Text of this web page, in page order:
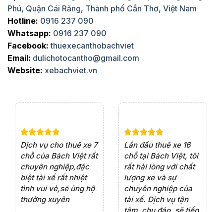
Phú, Quận Cái Răng, Thành phố Cần Thơ, Việt Nam
Hotline: 0916 237 090
Whatsapp: 0916 237 090
Facebook: thuexecanthobachviet
Email: dulichotocantho@gmail.com
Website: xebachviet.vn
Dịch vụ cho thuê xe 7
chỗ của Bách Việt rất
chuyên nghiệp,đặc
biệt tài xế rất nhiệt
tình vui vẻ,sẽ ủng hộ
thường xuyên
Lần đầu thuê xe 16
chỗ tại Bách Việt, tôi
rất hài lòng với chất
lượng xe và sự
chuyên nghiệp của
tài xế. Dịch vụ tận